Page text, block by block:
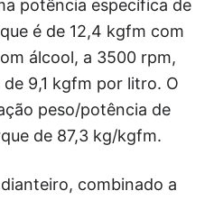
potência específica de
é de 12,4 kgfm com
álcool, a 3500 rpm,
9,1 kgfm por litro. O
peso/potência de
de 87,3 kg/kgfm.
combinado a